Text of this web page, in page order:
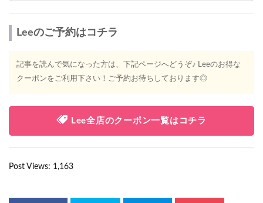
Leeのご予約はコチラ
記事を読んで気になった方は、下記ページへどうぞ♪ Leeのお得な
クーポンをご利用下さい！ご予約お待ちしております◎
Lee全店のクーポン一覧はコチラ
Post Views: 1,163